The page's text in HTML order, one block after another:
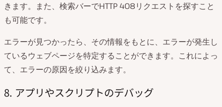
きます。また、検索バーでHTTP 408リクエストを探すこと
も可能です。
エラーが見つかったら、その情報をもとに、エラーが発生し
ているウェブページを特定することができます。これによっ
て、エラーの原因を絞り込みます。
8. アプリやスクリプトのデバッグ